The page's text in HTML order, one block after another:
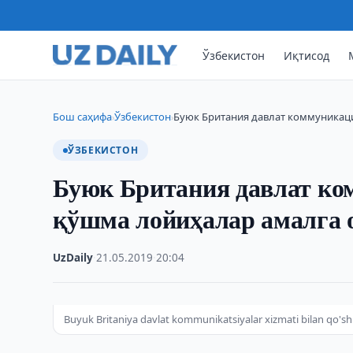
Ўзбекистон Иқтисод
Бош саҳифа›Ўзбекистон›Буюк Британия давлат
ЎЗБЕКИСТОН
Буюк Британия давлат
қўшма лойиҳалар
UzDaily ·21.05.2019 ·20:04
Buyuk Britaniya davlat kommunikatsiyalar xizmati bilan